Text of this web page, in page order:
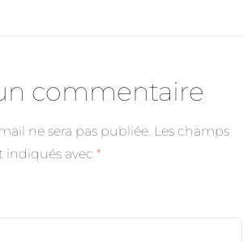
commentaire
ne sera pas publiée. Les champs
indiqués avec *